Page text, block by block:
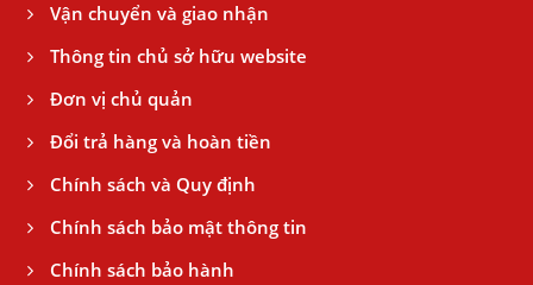
Vận chuyển và giao nhận
Thông tin chủ sở hữu website
Đơn vị chủ quản
Đổi trả hàng và hoàn tiền
Chính sách và Quy định
Chính sách bảo mật thông tin
Chính sách bảo hành